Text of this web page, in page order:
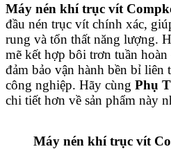
Máy nén khí trục vít
đầu nén trục vít chính xác,
rung và tổn thất năng lượng.
mẽ kết hợp bôi trơn tuần
đảm bảo vận hành bền bỉ liên
công nghiệp. Hãy cùng Phụ
chi tiết hơn về sản phẩm này
Máy nén khí trục vít